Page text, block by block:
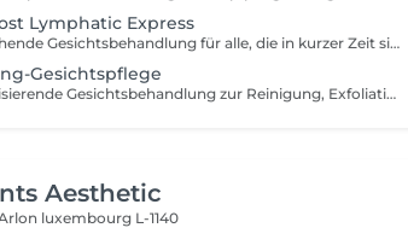
Lymphatic Express
Eine erfrischende Gesichtsbehandlung für alle, die in kurzer Zeit sichtbare Ergebnisse erzielen möchten. Reinigung, Peeling und gezielte Pflege sorgen für ein frisches, strahlendes und gepflegtes Hautbild. Auf Wunsch kann eine sanfte lymphatische Gesichtsdrainage integriert werden.
Gesichtspflege
Eine revitalisierende Gesichtsbehandlung zur Reinigung, Exfoliation und Pflege der Haut. Hochwertige Pflegeprodukte werden mit entspannenden Gesichtsmassagetechniken kombiniert, um der Haut ein frisches, gepflegtes und strahlendes Erscheinungsbild zu verleihen.
Aesthetic
luxembourg L-1140